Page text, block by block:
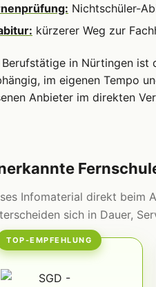
Nichtschüler-
kürzerer Weg zur
Berufstätige in Nürtingen ist
im eigenen Tempo
Anbieter im direkten
Infomaterial direkt beim
sich in Dauer,
TOP-EMPFEHLUNG